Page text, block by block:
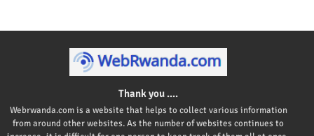
Thank you ....
Webrwanda.com is a website that helps to collect various information
from around other websites. As the number of websites continues to